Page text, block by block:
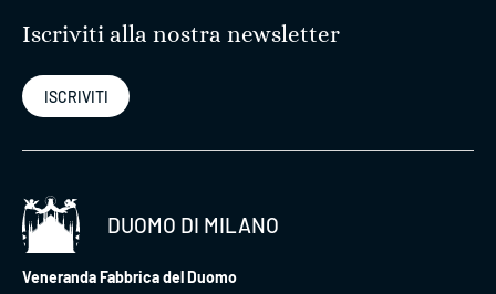
Iscriviti alla nostra newsletter
ISCRIVITI
DUOMO DI MILANO
Veneranda Fabbrica del Duomo